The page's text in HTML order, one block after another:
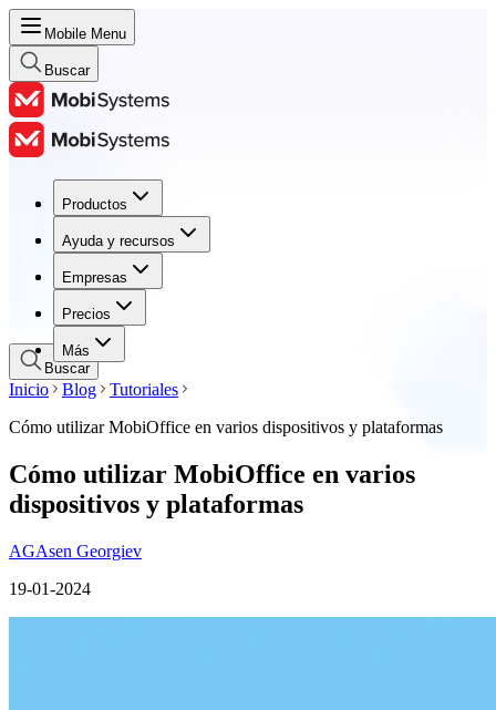
Mobile Menu
Buscar
Productos
Ayuda y recursos
Empresas
Precios
Más
Productos
Ayuda y recursos
Empresas
Precios
Buscar
Inicio Blog
Tutoriales
Cómo utilizar MobiOffice en varios dispositivos y plataformas
Cómo utilizar MobiOffice en varios
dispositivos y plataformas
AGAsen Georgiev
19-01-2024